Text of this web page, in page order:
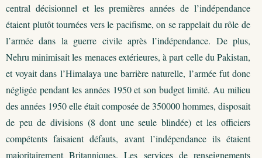
central décisionnel et les premières années de l’indépendance
étaient plutôt tournées vers le pacifisme, on se rappelait du rôle de
l’armée dans la guerre civile après l’indépendance. De plus,
Nehru minimisait les menaces extérieures, à part celle du Pakistan,
et voyait dans l’Himalaya une barrière naturelle, l’armée fut donc
négligée pendant les années 1950 et son budget limité. Au milieu
des années 1950 elle était composée de 350000 hommes, disposait
de peu de divisions (8 dont une seule blindée) et les officiers
compétents faisaient défauts, avant l’indépendance ils étaient
majoritairement Britanniques. Les services de renseignements